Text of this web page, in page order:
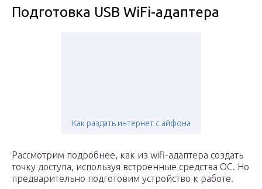
Подготовка USB WiFi-адаптера
Как раздать интернет с айфона
Рассмотрим подробнее, как из wifi-адаптера создать
точку доступа, используя встроенные средства ОС. Но
предварительно подготовим устройство к работе.